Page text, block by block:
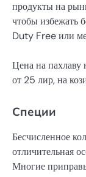
продукты на
чтобы избежать
Duty Free или
Цена на пахлаву
от 25 лир, на
Специи
Бесчисленное
отличительная
Многие